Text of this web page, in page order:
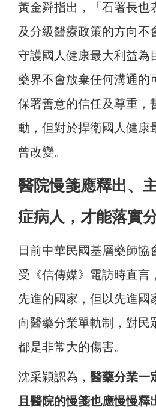
黃金舜指出，「石署長也
及分級醫療政策的方向不
守護國人健康最大利益為
藥界不會放棄任何溝通的
保署善意的信任及尊重，
動，但對於捍衛國人健康
曾改變。
醫院慢箋應釋出、
症病人，才能落實
日前中華民國基層藥師協
受《信傳媒》電訪時直言
先進的國家，但以先進國
向醫藥分業單軌制，對民
都是非常大的傷害。
沈采穎認為， 醫藥分業一
且醫院的慢箋也應慢慢釋